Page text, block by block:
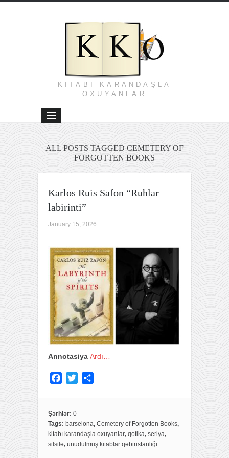
KITABI KARANDAŞLA
OXUYANLAR
ALL POSTS TAGGED CEMETERY OF
FORGOTTEN BOOKS
Karlos Ruis Safon “Ruhlar
labirinti”
January 15, 2026
Annotasiya Ardı…
e
b
o
o
t
e
r
e
Şərhlər: 0
Tags: barselona, Cemetery of Forgotten Books,
kitabı karandaşla oxuyanlar, qotika, seriya,
silsilə, unudulmuş kitablar qəbiristanlığı